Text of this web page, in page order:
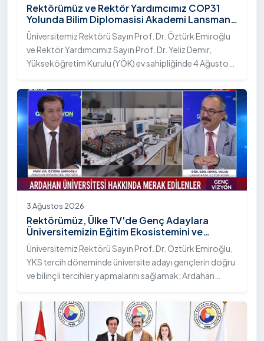
Rektörümüz ve Rektör Yardımcımız COP31
Yolunda Bilim Diplomasisi Akademi Lansmanı
Toplantısına Katıldı
Üniversitemiz Rektörü Sayın Prof. Dr. Öztürk Emiroğlu
ve Rektör Yardımcımız Sayın Prof. Dr. Yeliz Demir,
Yükseköğretim Kurulu (YÖK) ev sahipliğinde 4 Ağustos
Bilim Diplomasisi: Akademi Lansmanı” programına
katıldı.
3 Ağustos 2026
Rektörümüz, Ülke TV'de Genç Adaylara
Üniversitemizin Eğitim Ekosistemini ve
Sunduğu Nitelikli İmkânları Anlattı
Üniversitemiz Rektörü Sayın Prof. Dr. Öztürk Emiroğlu,
YKS tercih döneminde üniversite adayı gençlerin doğru
ve bilinçli tercihler yapmalarını sağlamak; Ardahan
çeşitliliğini ve nitelikli imkânlarını aktarmak üzere Ülke TV
ekranlarında yayımlanan "Genç Vizyon" programına
canlı yayın konuğu olarak katıldı.